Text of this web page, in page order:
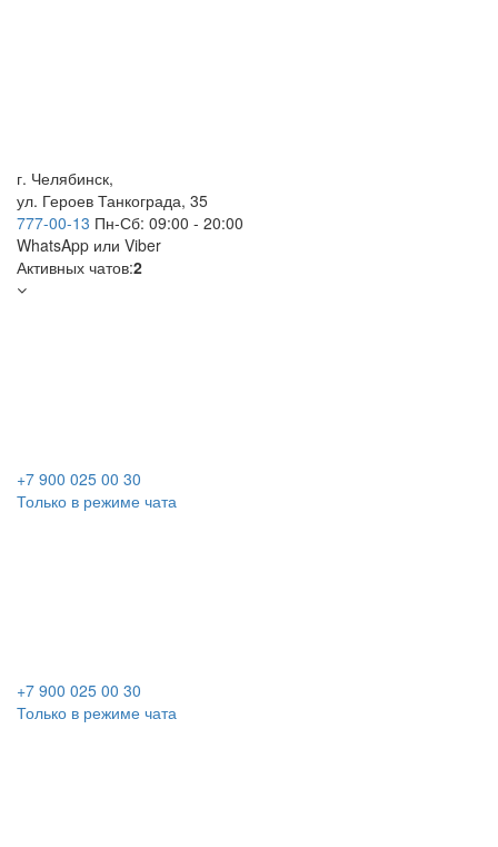
г. Челябинск,
ул. Героев Танкограда, 35
777-00-13 Пн-Сб: 09:00 - 20:00
WhatsApp или Viber
Активных чатов:2
+7 900 025 00 30
Только в режиме чата
+7 900 025 00 30
Только в режиме чата